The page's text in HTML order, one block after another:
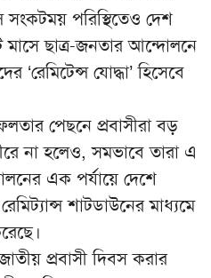
সংকটময় পরিস্থিতেও দেশ
ছাত্র-জনতার আন্দোলনে
‘রেমিটেন্স যোদ্ধা’ হিসেবে
পেছনে প্রবাসীরা বড়
না হলেও, সমভাবে তারা এ
এক পর্যায়ে দেশে
শাটডাউনের মাধ্যমে
প্রবাসী দিবস করার